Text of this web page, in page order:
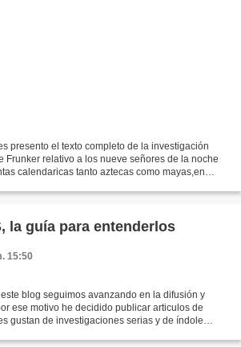
presento el texto completo de la investigación
Frunker relativo a los nueve señores de la noche
calendaricas tanto aztecas como mayas,en
la guía para entenderlos
15:50
blog seguimos avanzando en la difusión y
ese motivo he decidido publicar articulos de
gustan de investigaciones serias y de índole